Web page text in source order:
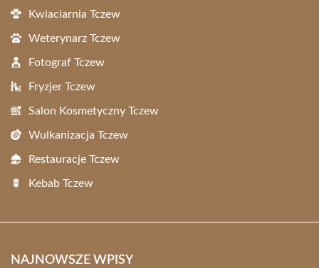
Kwiaciarnia Tczew
Weterynarz Tczew
Fotograf Tczew
Fryzjer Tczew
Salon Kosmetyczny Tczew
Wulkanizacja Tczew
Restauracje Tczew
Kebab Tczew
NAJNOWSZE WPISY